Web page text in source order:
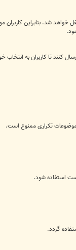
شد. بنابراین کاربران
کنند تا کاربران به انتخاب
تکراری ممنوع است.
گردد.